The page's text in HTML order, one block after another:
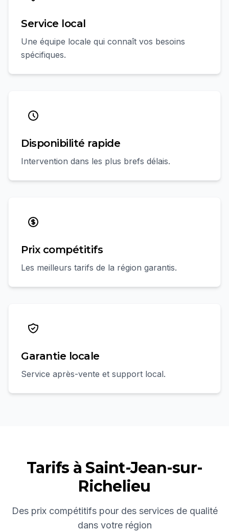
Service local
Une équipe locale qui connaît vos besoins
spécifiques.
Disponibilité rapide
Intervention dans les plus brefs délais.
Prix compétitifs
Les meilleurs tarifs de la région garantis.
Garantie locale
Service après-vente et support local.
Tarifs àSaint-Jean-sur-
Richelieu
Des prix compétitifs pour des services de qualité
dans votre région